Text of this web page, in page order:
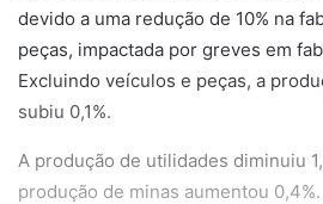
devido a uma redução de 10% na
peças, impactada por greves em
Excluindo veículos e peças, a
subiu 0,1%.
A produção de utilidades diminuiu
produção de minas aumentou